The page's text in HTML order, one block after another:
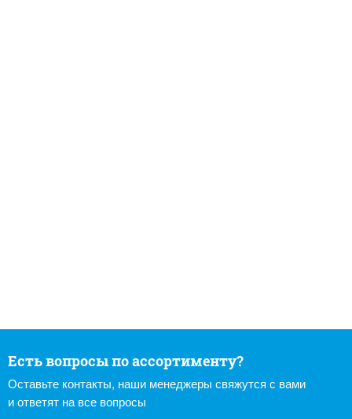
Есть вопросы по ассортименту?
Оставьте контакты, наши менеджеры свяжутся с вами
и ответят на все вопросы